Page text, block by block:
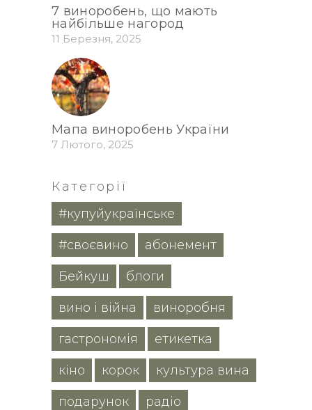
7 виноробень, що мають
найбільше нагород
11 Березня, 2025
Мапа виноробень України
7 Лютого, 2025
Категорії
#купуйукраїнське
#своєвино абонемент
Бейкуш блоги
вино і війна виноробня
гастрономія етикетка
кіно корок культура вина
подарунок радіо